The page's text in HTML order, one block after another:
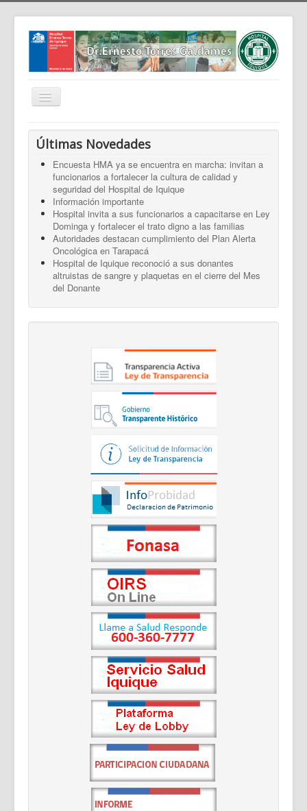
Cambiar
navegación
Home
Noticias
Trabaja Con Nosotros
Contáctenos
Intranet
Planificación
Gestión de Personas
Últimas Novedades
Encuesta HMA ya se encuentra en marcha: invitan a
funcionarios a fortalecer la cultura de calidad y
seguridad del Hospital de Iquique
Información importante
Hospital invita a sus funcionarios a capacitarse en Ley
Dominga y fortalecer el trato digno a las familias
Autoridades destacan cumplimiento del Plan Alerta
Oncológica en Tarapacá
Hospital de Iquique reconoció a sus donantes
altruistas de sangre y plaquetas en el cierre del Mes
del Donante